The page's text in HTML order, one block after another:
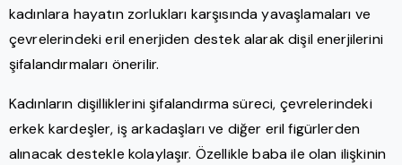
kadınlara hayatın zorlukları karşısında yavaşlamaları ve
çevrelerindeki eril enerjiden destek alarak dişil enerjilerini
şifalandırmaları önerilir.
Kadınların dişilliklerini şifalandırma süreci, çevrelerindeki
erkek kardeşler, iş arkadaşları ve diğer eril figürlerden
alınacak destekle kolaylaşır. Özellikle baba ile olan ilişkinin